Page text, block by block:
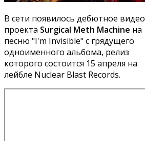
В сети появилось дебютное видео
проекта Surgical Meth Machine на
песню "I'm Invisible" с грядущего
одноименного альбома, релиз
которого состоится 15 апреля на
лейбле Nuclear Blast Records.